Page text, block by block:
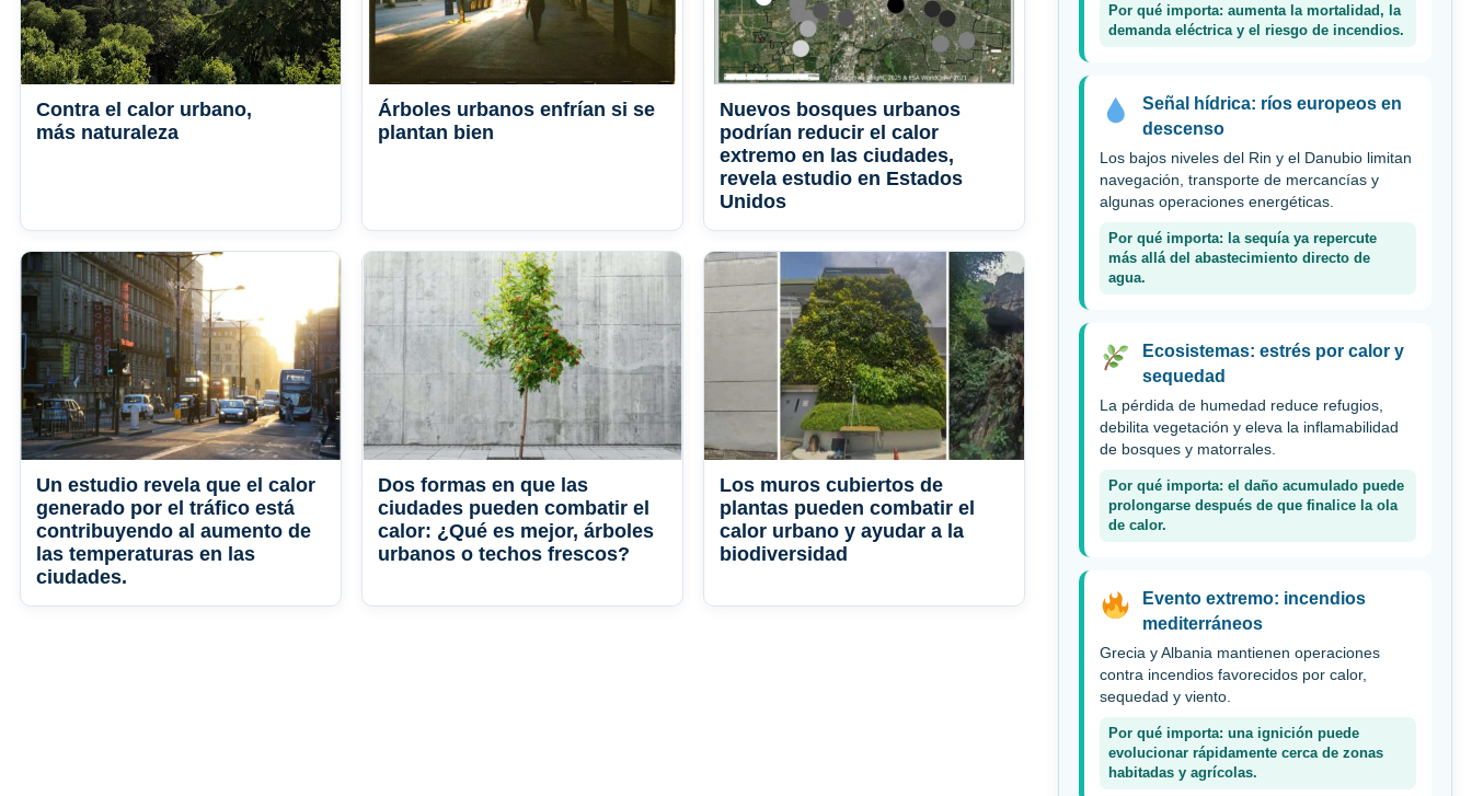
Contra el calor urbano,
más naturaleza
Árboles urbanos enfrían si se
plantan bien
Nuevos bosques urbanos
podrían reducir el calor
extremo en las ciudades,
revela estudio en Estados
Unidos
Un estudio revela que el calor
generado por el tráfico está
contribuyendo al aumento de
las temperaturas en las
ciudades.
Dos formas en que las
ciudades pueden combatir el
calor: ¿Qué es mejor, árboles
urbanos o techos frescos?
Los muros cubiertos de
plantas pueden combatir el
calor urbano y ayudar a la
biodiversidad
Por qué importa: aumenta la mortalidad, la
demanda eléctrica y el riesgo de incendios.
Señal hídrica: ríos europeos en
descenso
Los bajos niveles del Rin y el Danubio limitan
navegación, transporte de mercancías y
algunas operaciones energéticas.
Por qué importa: la sequía ya repercute
más allá del abastecimiento directo de
agua.
Ecosistemas: estrés por calor y
sequedad
La pérdida de humedad reduce refugios,
debilita vegetación y eleva la inflamabilidad
de bosques y matorrales.
Por qué importa: el daño acumulado puede
prolongarse después de que finalice la ola
de calor.
Evento extremo: incendios
mediterráneos
Grecia y Albania mantienen operaciones
contra incendios favorecidos por calor,
sequedad y viento.
Por qué importa: una ignición puede
evolucionar rápidamente cerca de zonas
habitadas y agrícolas.